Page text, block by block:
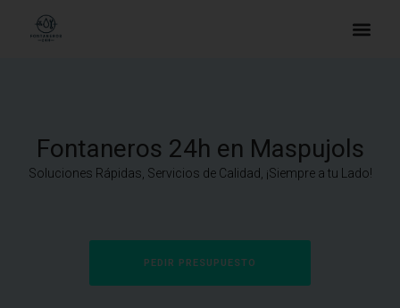
Fontaneros 24h en Maspujols
Soluciones Rápidas, Servicios de Calidad, ¡Siempre a tu Lado!
PEDIR PRESUPUESTO